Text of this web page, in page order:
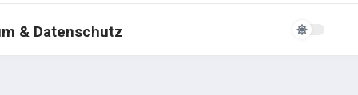
& Datenschutz